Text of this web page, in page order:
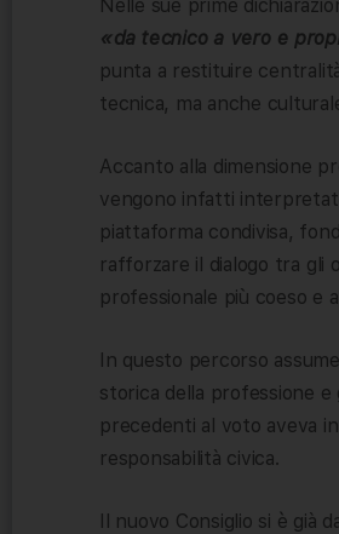
Nelle sue prime
«da tecnico a vero e
punta a restituire
tecnica, ma anche
Accanto alla dimensione
vengono infatti
piattaforma condivisa,
rafforzare il dialogo tra gli
professionale più coeso e
In questo percorso
storica della professione e
precedenti al voto aveva
responsabilità civica.
Il nuovo Consiglio si è già